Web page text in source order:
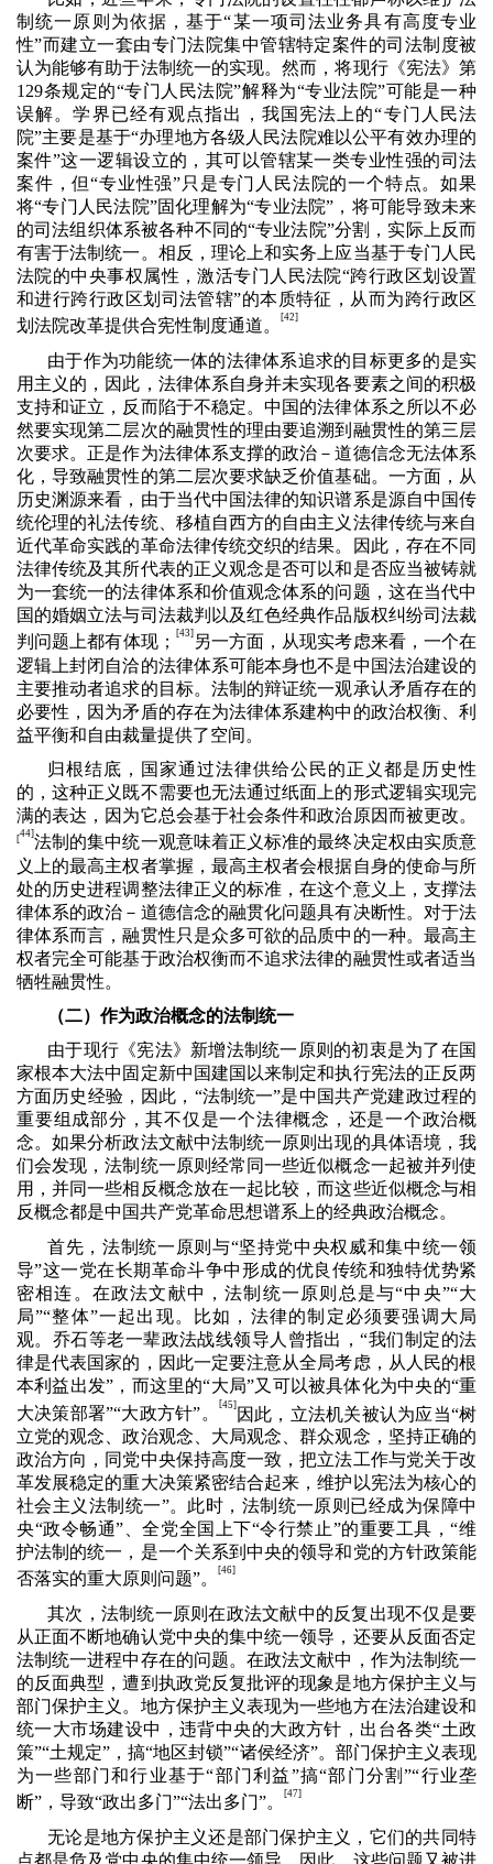
制统一原则为依据，基于“某一项司法业务具有高度专业
性”而建立一套由专门法院集中管辖特定案件的司法制度被
认为能够有助于法制统一的实现。然而，将现行《宪法》第
129条规定的“专门人民法院”解释为“专业法院”可能是一种
误解。学界已经有观点指出，我国宪法上的“专门人民法
院”主要是基于“办理地方各级人民法院难以公平有效办理的
案件”这一逻辑设立的，其可以管辖某一类专业性强的司法
案件，但“专业性强”只是专门人民法院的一个特点。如果
将“专门人民法院”固化理解为“专业法院”，将可能导致未来
的司法组织体系被各种不同的“专业法院”分割，实际上反而
有害于法制统一。相反，理论上和实务上应当基于专门人民
法院的中央事权属性，激活专门人民法院“跨行政区划设置
和进行跨行政区划司法管辖”的本质特征，从而为跨行政区
划法院改革提供合宪性制度通道。
[42]
由于作为功能统一体的法律体系追求的目标更多的是实
用主义的，因此，法律体系自身并未实现各要素之间的积极
支持和证立，反而陷于不稳定。中国的法律体系之所以不必
然要实现第二层次的融贯性的理由要追溯到融贯性的第三层
次要求。正是作为法律体系支撑的政治－道德信念无法体系
化，导致融贯性的第二层次要求缺乏价值基础。一方面，从
历史渊源来看，由于当代中国法律的知识谱系是源自中国传
统伦理的礼法传统、移植自西方的自由主义法律传统与来自
近代革命实践的革命法律传统交织的结果。因此，存在不同
法律传统及其所代表的正义观念是否可以和是否应当被铸就
为一套统一的法律体系和价值观念体系的问题，这在当代中
国的婚姻立法与司法裁判以及红色经典作品版权纠纷司法裁
判问题上都有体现；
[43]另一方面，从现实考虑来看，一个在
逻辑上封闭自洽的法律体系可能本身也不是中国法治建设的
主要推动者追求的目标。法制的辩证统一观承认矛盾存在的
必要性，因为矛盾的存在为法律体系建构中的政治权衡、利
益平衡和自由裁量提供了空间。
归根结底，国家通过法律供给公民的正义都是历史性
的，这种正义既不需要也无法通过纸面上的形式逻辑实现完
满的表达，因为它总会基于社会条件和政治原因而被更改。
[44]法制的集中统一观意味着正义标准的最终决定权由实质意
义上的最高主权者掌握，最高主权者会根据自身的使命与所
处的历史进程调整法律正义的标准，在这个意义上，支撑法
律体系的政治－道德信念的融贯化问题具有决断性。对于法
律体系而言，融贯性只是众多可欲的品质中的一种。最高主
权者完全可能基于政治权衡而不追求法律的融贯性或者适当
牺牲融贯性。
（二）作为政治概念的法制统一
由于现行《宪法》新增法制统一原则的初衷是为了在国
家根本大法中固定新中国建国以来制定和执行宪法的正反两
方面历史经验，因此，“法制统一”是中国共产党建政过程的
重要组成部分，其不仅是一个法律概念，还是一个政治概
念。如果分析政法文献中法制统一原则出现的具体语境，我
们会发现，法制统一原则经常同一些近似概念一起被并列使
用，并同一些相反概念放在一起比较，而这些近似概念与相
反概念都是中国共产党革命思想谱系上的经典政治概念。
首先，法制统一原则与“坚持党中央权威和集中统一领
导”这一党在长期革命斗争中形成的优良传统和独特优势紧
密相连。在政法文献中，法制统一原则总是与“中央”“大
局”“整体”一起出现。比如，法律的制定必须要强调大局
观。乔石等老一辈政法战线领导人曾指出，“我们制定的法
律是代表国家的，因此一定要注意从全局考虑，从人民的根
本利益出发”，而这里的“大局”又可以被具体化为中央的“重
大决策部署”“大政方针”。
[45]因此，立法机关被认为应当“树
立党的观念、政治观念、大局观念、群众观念，坚持正确的
政治方向，同党中央保持高度一致，把立法工作与党关于改
革发展稳定的重大决策紧密结合起来，维护以宪法为核心的
社会主义法制统一”。此时，法制统一原则已经成为保障中
央“政令畅通”、全党全国上下“令行禁止”的重要工具，“维
护法制的统一，是一个关系到中央的领导和党的方针政策能
否落实的重大原则问题”。
[46]
其次，法制统一原则在政法文献中的反复出现不仅是要
从正面不断地确认党中央的集中统一领导，还要从反面否定
法制统一进程中存在的问题。在政法文献中，作为法制统一
的反面典型，遭到执政党反复批评的现象是地方保护主义与
部门保护主义。地方保护主义表现为一些地方在法治建设和
统一大市场建设中，违背中央的大政方针，出台各类“土政
策”“土规定”，搞“地区封锁”“诸侯经济”。部门保护主义表现
为一些部门和行业基于“部门利益”搞“部门分割”“行业垄
断”，导致“政出多门”“法出多门”。
[47]
无论是地方保护主义还是部门保护主义，它们的共同特
点都是危及党中央的集中统一领导，因此，这些问题又被进